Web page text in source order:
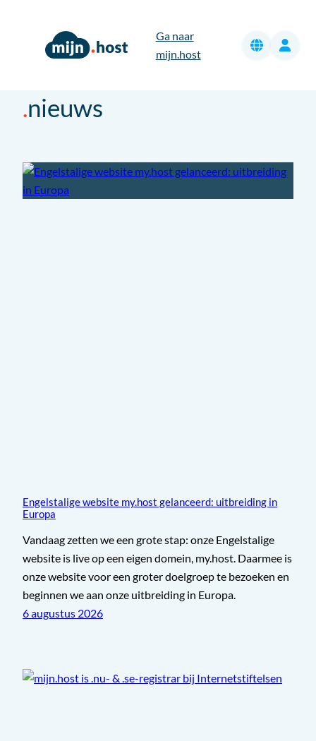
Ga naar
mijn.host
nieuws
Engelstalige website my.host gelanceerd: uitbreiding in
Europa
Vandaag zetten we een grote stap: onze Engelstalige
website is live op een eigen domein, my.host. Daarmee is
onze website voor een groter doelgroep te bezoeken en
beginnen we aan onze uitbreiding in Europa.
6 augustus 2026